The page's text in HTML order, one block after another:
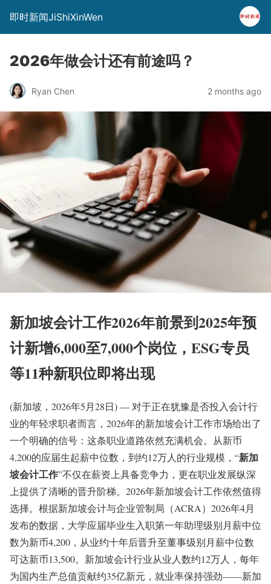
即时新闻JiShiXinWen
2026年做会计还有前途吗？
Ryan Chen 2 months ago
新加坡会计工作2026年前景到2025年预
计新增6,000至7,000个岗位，ESG专员
等11种新职位即将出现
(新加坡，2026年5月28日) — 对于正在犹豫是否投入会计行
业的年轻求职者而言，2026年的新加坡会计工作市场给出了
一个明确的信号：这条职业道路依然充满机会。从新币
4,200的应届生起薪中位数，到约12万人的行业规模，“新加
坡会计工作”不仅在薪资上具备竞争力，更在职业发展纵深
上提供了清晰的晋升阶梯。2026年新加坡会计工作依然值得
选择。根据新加坡会计与企业管制局（ACRA）2026年4月
发布的数据，大学应届毕业生入职第一年助理级别月薪中位
数为新币4,200，从业约十年后晋升至董事级别月薪中位数
可达新币13,500。新加坡会计行业从业人数约12万人，每年
为国内生产总值贡献约35亿新元，就业率保持强劲——新加